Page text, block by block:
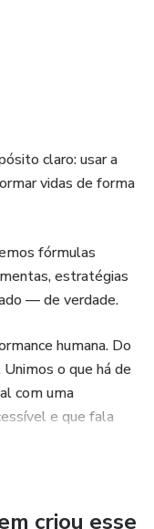
plano de ação com
que estão
equilíbrio e
claro: usar a
vidas de forma
fórmulas
estratégias
— de verdade.
humana. Do
o que há de
com uma
e que fala
criou esse